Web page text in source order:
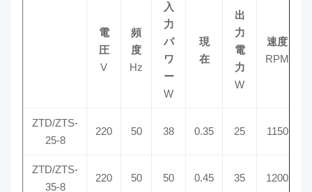
電
圧
V
頻
度
Hz
入
力
パ
ワ
ー
W
現
在
出
力
電
力
W
速度
RPM
ZTD/ZTS-
25-8
220 50 38 0.35 25 1150
ZTD/ZTS-
35-8
220 50 50 0.45 35 1200